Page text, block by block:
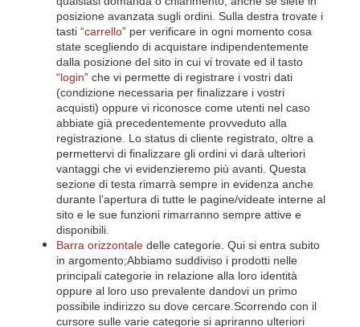
posizione avanzata sugli ordini. Sulla destra trovate i
tasti “carrello” per verificare in ogni momento cosa
state scegliendo di acquistare indipendentemente
dalla posizione del sito in cui vi trovate ed il tasto
“login” che vi permette di registrare i vostri dati
(condizione necessaria per finalizzare i vostri
acquisti) oppure vi riconosce come utenti nel caso
abbiate già precedentemente provveduto alla
registrazione. Lo status di cliente registrato, oltre a
permettervi di finalizzare gli ordini vi darà ulteriori
vantaggi che vi evidenzieremo più avanti. Questa
sezione di testa rimarrà sempre in evidenza anche
durante l’apertura di tutte le pagine/videate interne al
sito e le sue funzioni rimarranno sempre attive e
disponibili.
Barra orizzontale delle categorie. Qui si entra subito
in argomento;Abbiamo suddiviso i prodotti nelle
principali categorie in relazione alla loro identità
oppure al loro uso prevalente dandovi un primo
possibile indirizzo su dove cercare.Scorrendo con il
cursore sulle varie categorie si apriranno ulteriori